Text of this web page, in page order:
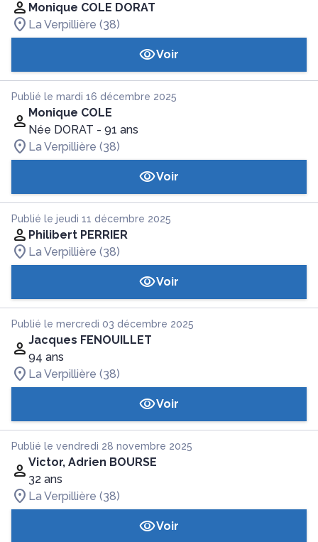
Monique COLE DORAT
La Verpillière (38)
Voir
Publié le mardi 16 décembre 2025
Monique COLE
Née DORAT - 91 ans
La Verpillière (38)
Voir
Publié le jeudi 11 décembre 2025
Philibert PERRIER
La Verpillière (38)
Voir
Publié le mercredi 03 décembre 2025
Jacques FENOUILLET
94 ans
La Verpillière (38)
Voir
Publié le vendredi 28 novembre 2025
Victor, Adrien BOURSE
32 ans
La Verpillière (38)
Voir